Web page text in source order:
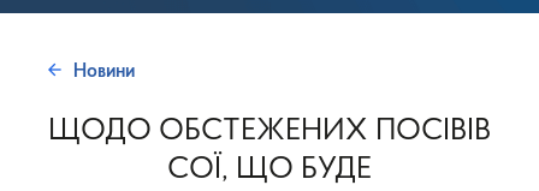
Новини
ЩОДО ОБСТЕЖЕНИХ ПОСІВІВ
СОЇ, ЩО БУДЕ